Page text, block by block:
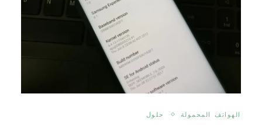
الهواتف المحمولة حلول